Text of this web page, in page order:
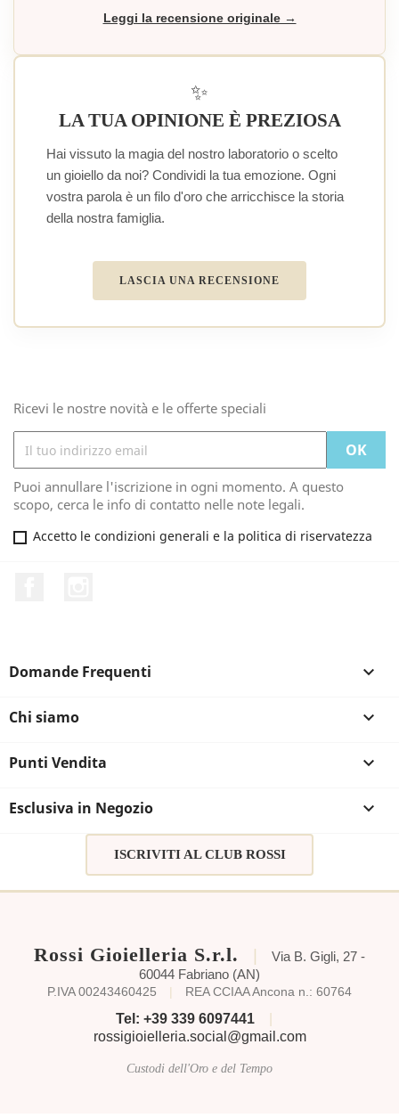
Leggi la recensione originale →
✨
LA TUA OPINIONE È PREZIOSA
Hai vissuto la magia del nostro laboratorio o scelto
un gioiello da noi? Condividi la tua emozione. Ogni
vostra parola è un filo d'oro che arricchisce la storia
della nostra famiglia.
LASCIA UNA RECENSIONE
Ricevi le nostre novità e le offerte speciali
Puoi annullare l'iscrizione in ogni momento. A questo
scopo, cerca le info di contatto nelle note legali.
Accetto le condizioni generali e la politica di riservatezza
Domande Frequenti 
Chi siamo 
Punti Vendita 
Esclusiva in Negozio 
ISCRIVITI AL CLUB ROSSI
Rossi Gioielleria S.r.l. |
Via B. Gigli, 27 -
60044 Fabriano (AN)
P.IVA 00243460425 REA CCIAA Ancona n.: 60764
Tel: +39 339 6097441
rossigioielleria.social@gmail.com
Custodi dell'Oro e del Tempo